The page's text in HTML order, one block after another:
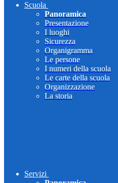
Scuola
Panoramica
Presentazione
I luoghi
Sicurezza
Organigramma
Le persone
I numeri della scuola
Le carte della scuola
Organizzazione
La storia
Servizi